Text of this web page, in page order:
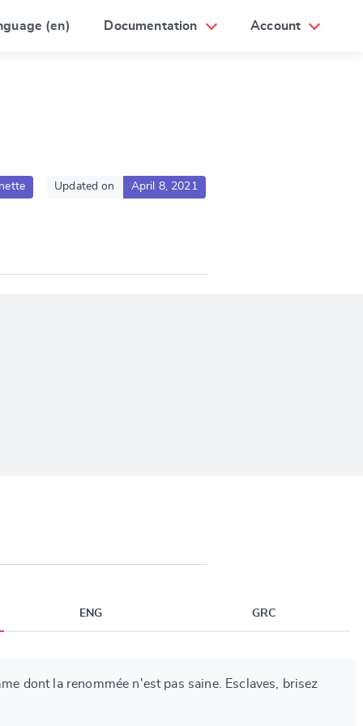
(en) Documentation Account
Updated on April 8, 2021
ENG GRC
dont la renommée n'est pas saine. Esclaves, brisez